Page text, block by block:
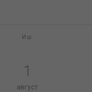
Иш
1
август